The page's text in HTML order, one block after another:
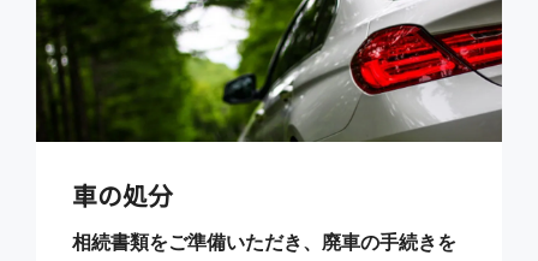
車の処分
相続書類をご準備いただき、廃車の手続きを